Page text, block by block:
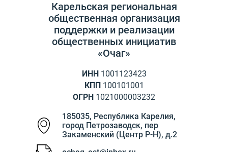
Карельская региональная
общественная организация
поддержки и реализации
общественных инициатив
«Очаг»
ИНН 1001123423
КПП100101001
ОГРН 1021000003232
185035, Республика Карелия,
город Петрозаводск, пер
Закаменский (Центр Р-Н), д.2